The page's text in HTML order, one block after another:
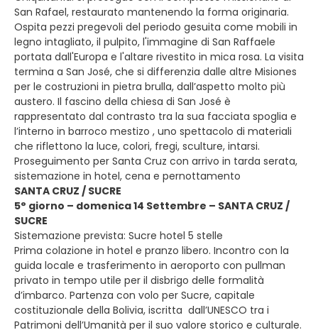
San Rafael, restaurato mantenendo la forma originaria.
Ospita pezzi pregevoli del periodo gesuita come mobili in
legno intagliato, il pulpito, l'immagine di San Raffaele
portata dall'Europa e l'altare rivestito in mica rosa. La visita
termina a San José, che si differenzia dalle altre Misiones
per le costruzioni in pietra brulla, dall’aspetto molto più
austero. Il fascino della chiesa di San José è
rappresentato dal contrasto tra la sua facciata spoglia e
l’interno in barroco mestizo , uno spettacolo di materiali
che riflettono la luce, colori, fregi, sculture, intarsi.
Proseguimento per Santa Cruz con arrivo in tarda serata,
sistemazione in hotel, cena e pernottamento
SANTA CRUZ / SUCRE
5° giorno – domenica 14 Settembre – SANTA CRUZ /
SUCRE
Sistemazione prevista: Sucre hotel 5 stelle
Prima colazione in hotel e pranzo libero. Incontro con la
guida locale e trasferimento in aeroporto con pullman
privato in tempo utile per il disbrigo delle formalità
d’imbarco. Partenza con volo per Sucre, capitale
costituzionale della Bolivia, iscritta dall’UNESCO tra i
Patrimoni dell’Umanità per il suo valore storico e culturale.